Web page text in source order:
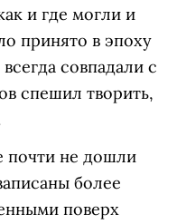
и где могли и
принято в эпоху
совпадали с
спешил творить,
почти не дошли
более
поверх